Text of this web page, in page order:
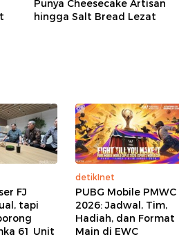
Punya Cheesecake Artisan
hingga Salt Bread Lezat
FJ
tapi
61 Unit
detikInet
PUBG Mobile PMWC
2026: Jadwal, Tim,
Hadiah, dan Format
Main di EWC